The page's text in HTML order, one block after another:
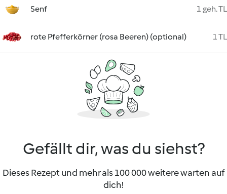
Senf
1 geh. TL
rote Pfefferkörner (rosa Beeren) (optional) 1 TL
Gefällt dir, was du siehst?
Dieses Rezept und mehr als 100 000 weitere warten auf
dich!